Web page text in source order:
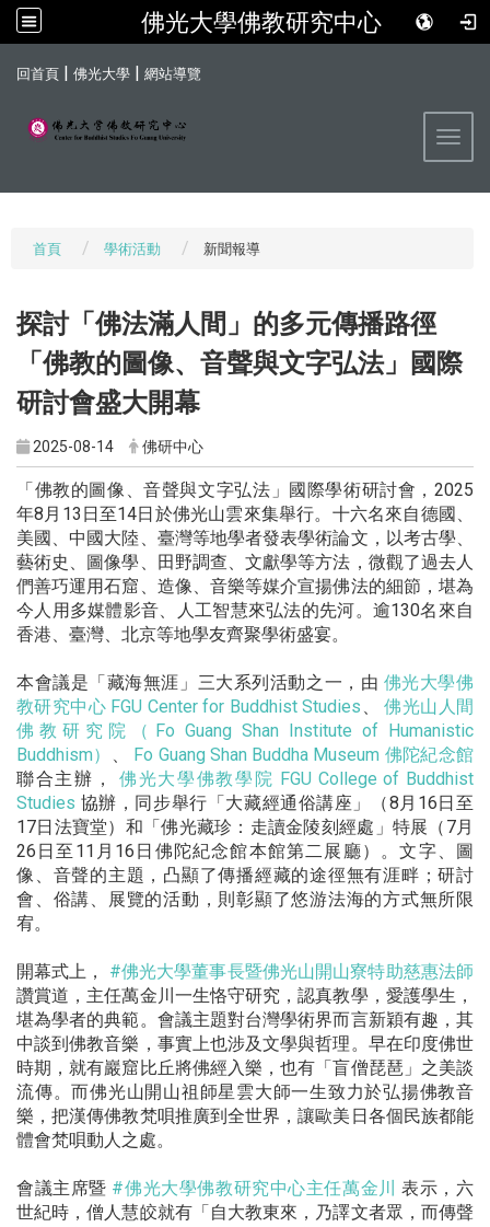
佛光大學佛教研究中心
回首頁 | 佛光大學 | 網站導覽
首頁 學術活動 新聞報導
探討「佛法滿人間」的多元傳播路徑
「佛教的圖像、音聲與文字弘法」國際
研討會盛大開幕
2025-08-14 佛研中心
「佛教的圖像、音聲與文字弘法」國際學術研討會，2025
年8月13日至14日於佛光山雲來集舉行。十六名來自德國、
美國、中國大陸、臺灣等地學者發表學術論文，以考古學、
藝術史、圖像學、田野調查、文獻學等方法，微觀了過去人
們善巧運用石窟、造像、音樂等媒介宣揚佛法的細節，堪為
今人用多媒體影音、人工智慧來弘法的先河。逾130名來自
香港、臺灣、北京等地學友齊聚學術盛宴。
本會議是「藏海無涯」三大系列活動之一，由 佛光大學佛
教研究中心 FGU Center for Buddhist Studies 、佛光山人間
佛教研究院（Fo Guang Shan Institute of Humanistic
Buddhism）
、
Fo Guang Shan Buddha Museum 佛陀紀念館
聯合主辦， 佛光大學佛教學院 FGU College of Buddhist
Studies 協辦，同步舉行「大藏經通俗講座」（8月16日至
17日法寶堂）和「佛光藏珍：走讀金陵刻經處」特展（7月
26日至11月16日佛陀紀念館本館第二展廳）。文字、圖
像、音聲的主題，凸顯了傳播經藏的途徑無有涯畔；研討
會、俗講、展覽的活動，則彰顯了悠游法海的方式無所限
宥。
開幕式上， #佛光大學董事長暨佛光山開山寮特助慈惠法師
讚賞道，主任萬金川一生恪守研究，認真教學，愛護學生，
堪為學者的典範。會議主題對台灣學術界而言新穎有趣，其
中談到佛教音樂，事實上也涉及文學與哲理。早在印度佛世
時期，就有巖窟比丘將佛經入樂，也有「盲僧琵琶」之美談
流傳。而佛光山開山祖師星雲大師一生致力於弘揚佛教音
樂，把漢傳佛教梵唄推廣到全世界，讓歐美日各個民族都能
體會梵唄動人之處。
會議主席暨 #佛光大學佛教研究中心主任萬金川 表示，六
世紀時，僧人慧皎就有「自大教東來，乃譯文者眾，而傳聲